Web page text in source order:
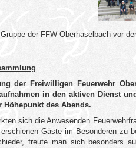
der FFW Oberhaselbach vor
der Freiwilligen Feuerwehr
in den aktiven Dienst
Höhepunkt des Abends.
sich die Anwesenden
Gäste im Besonderen zu
freute man sich besonders